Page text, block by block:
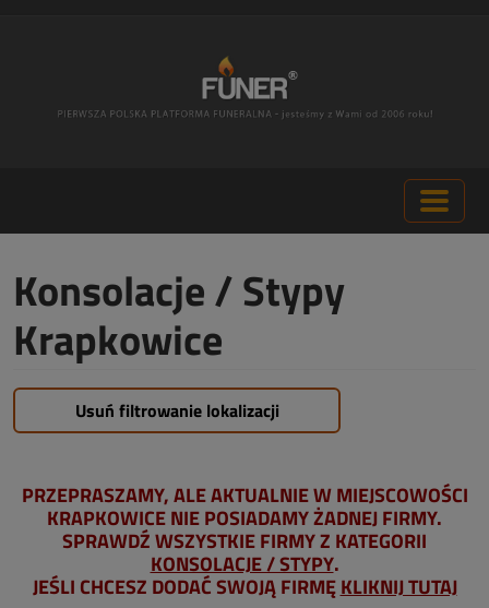
Konsolacje / Stypy
Krapkowice
Usuń filtrowanie lokalizacji
PRZEPRASZAMY, ALE AKTUALNIE W MIEJSCOWOŚCI
KRAPKOWICE NIE POSIADAMY ŻADNEJ FIRMY.
SPRAWDŹ WSZYSTKIE FIRMY Z KATEGORII
KONSOLACJE / STYPY.
JEŚLI CHCESZ DODAĆ SWOJĄ FIRMĘKLIKNIJ TUTAJ